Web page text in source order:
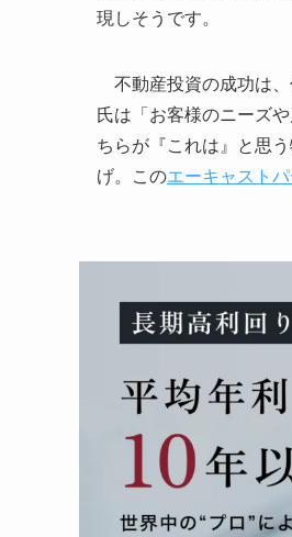
現しそうです。
不動産投資の成功は
氏は「お客様のニーズ
ちらが『これは』と思
げ。このエーキャスト